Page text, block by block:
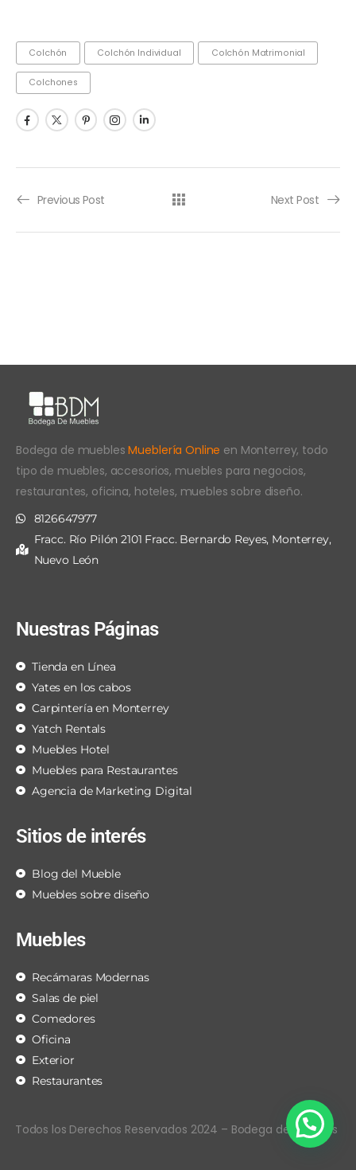
Colchón Colchón Individual Colchón Matrimonial
Colchones
Previous Post Next Post
Bodega de mueblesMueblería Online en Monterrey, todo
tipo de muebles, accesorios, muebles para negocios,
restaurantes, oficina, hoteles, muebles sobre diseño.
8126647977
Fracc. Río Pilón 2101 Fracc. Bernardo Reyes, Monterrey,
Nuevo León
Nuestras Páginas
Tienda en Línea
Yates en los cabos
Carpintería en Monterrey
Yatch Rentals
Muebles Hotel
Muebles para Restaurantes
Agencia de Marketing Digital
Sitios de interés
Blog del Mueble
Muebles sobre diseño
Muebles
Recámaras Modernas
Salas de piel
Comedores
Oficina
Exterior
Restaurantes
Todos los Derechos Reservados 2024 – Bodega de Muebles